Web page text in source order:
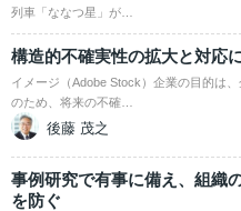
列車「ななつ星」が…
構造的不確実性の拡大と対応
イメージ（Adobe Stock）企業の目的は
のため、将来の不確…
後藤 茂之
事例研究で有事に備え、組織
を防ぐ